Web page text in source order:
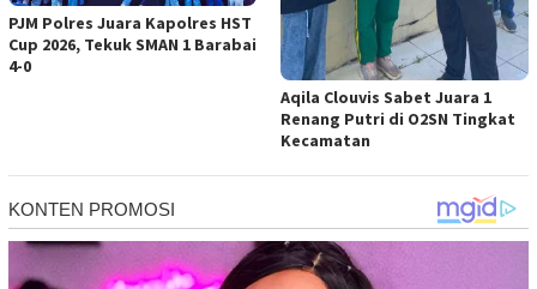
PJM Polres Juara Kapolres HST
Cup 2026, Tekuk SMAN 1 Barabai
4-0
Aqila Clouvis Sabet Juara 1
Renang Putri di O2SN Tingkat
Kecamatan